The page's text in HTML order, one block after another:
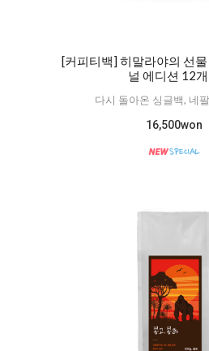
[커피티백] 히말라야의 선
널 에디션 12
다시 돌아온 싱글백, 네
16,500won